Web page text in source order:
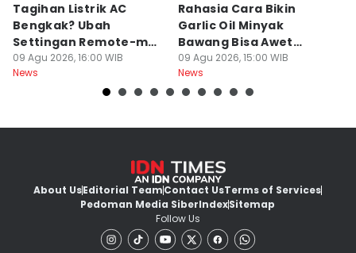
Tagihan Listrik AC
Bengkak? Ubah
Settingan Remote-mu
ke Mode Ini Mulai Nanti
Malam
09 Agu 2026, 16:00 WIB
News
Rahasia Cara Bikin
Garlic Oil Minyak
Bawang Bisa Awet
Berbulan-bulan: Bumbu
Level Resto!
09 Agu 2026, 15:00 WIB
News
About UsEditorial TeamContact UsTerms of Services
Pedoman Media SiberIndexSitemap
Follow Us